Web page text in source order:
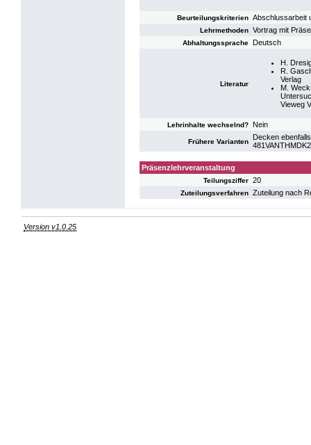
Beurteilungskriterien Abschlussarbeit
Lehrmethoden Vortrag mit
Abhaltungssprache Deutsch
Literatur
H.
R.
Verlag
M.
Vieweg
Lehrinhalte wechselnd? Nein
Frühere Varianten
Decken
Präsenzlehrveranstaltung
Teilungsziffer 20
Zuteilungsverfahren Zuteilung nach
Version v1.0.25